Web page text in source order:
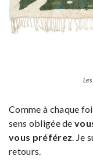
Comme à chaque
sens obligée de
vous préférez .
retours.